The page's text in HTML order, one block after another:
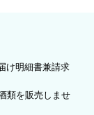
け明細書兼請求
類を販売しませ